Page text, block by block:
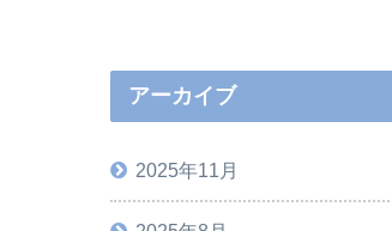
アーカイブ
2025年11月